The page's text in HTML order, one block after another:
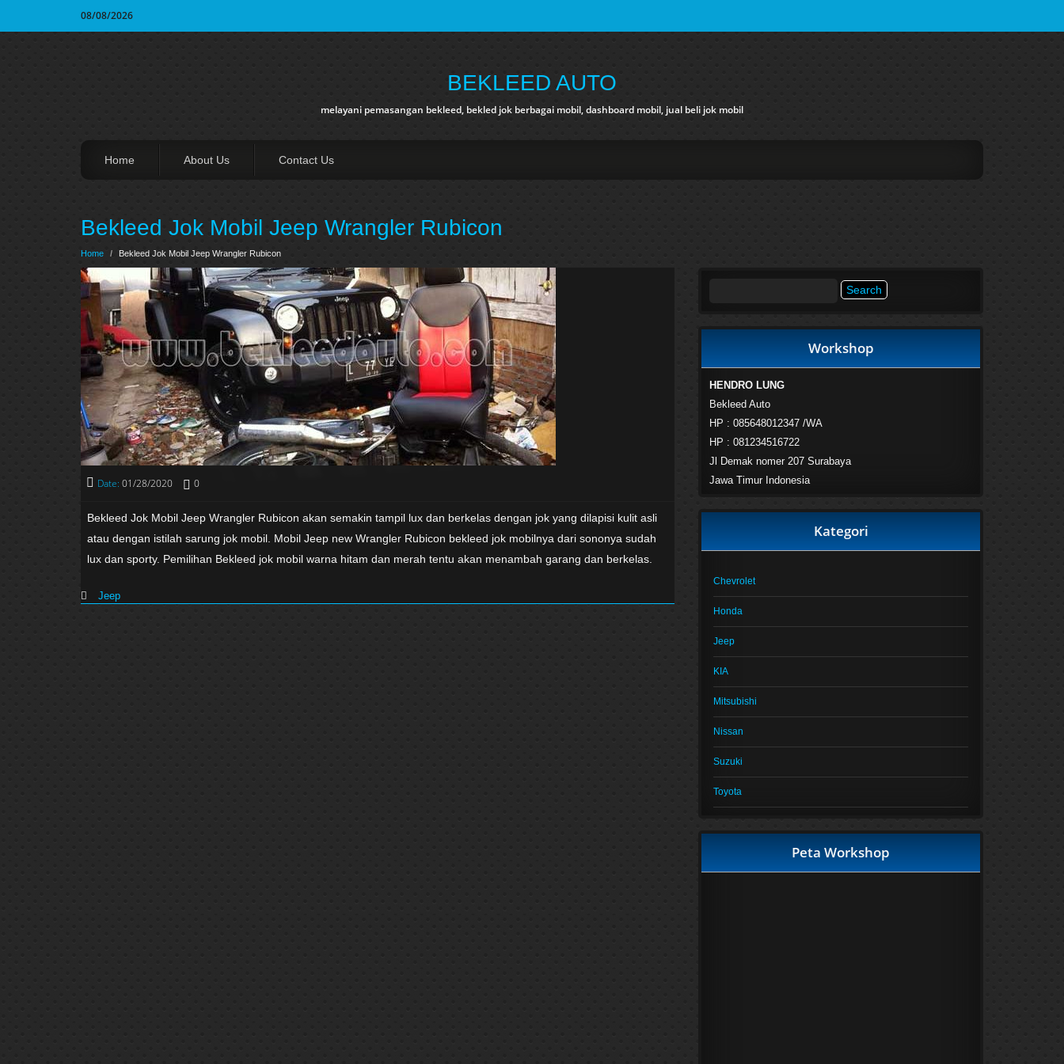
08/08/2026
BEKLEED AUTO
melayani pemasangan bekleed, bekled jok berbagai mobil, dashboard mobil, jual beli jok mobil
Home About Us Contact Us
Bekleed Jok Mobil Jeep Wrangler Rubicon
Home / Bekleed Jok Mobil Jeep Wrangler Rubicon
Date: 01/28/2020 0
Bekleed Jok Mobil Jeep Wrangler Rubicon akan semakin tampil lux dan berkelas dengan jok yang dilapisi kulit asli
atau dengan istilah sarung jok mobil. Mobil Jeep new Wrangler Rubicon bekleed jok mobilnya dari sononya sudah
lux dan sporty. Pemilihan Bekleed jok mobil warna hitam dan merah tentu akan menambah garang dan berkelas.
Jeep
Workshop
HENDRO LUNG
Bekleed Auto
HP : 085648012347 /WA
HP : 081234516722
Jl Demak nomer 207 Surabaya
Jawa Timur Indonesia
Kategori
Chevrolet
Honda
Jeep
KIA
Mitsubishi
Nissan
Suzuki
Toyota
Peta Workshop